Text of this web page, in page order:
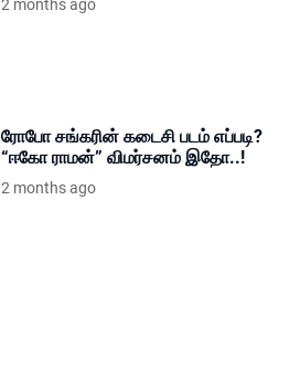
2 months ago
ரோபோ சங்கரின் கடைசி படம் எப்படி?
“ஈகோ ராமன்” விமர்சனம் இதோ..!
2 months ago